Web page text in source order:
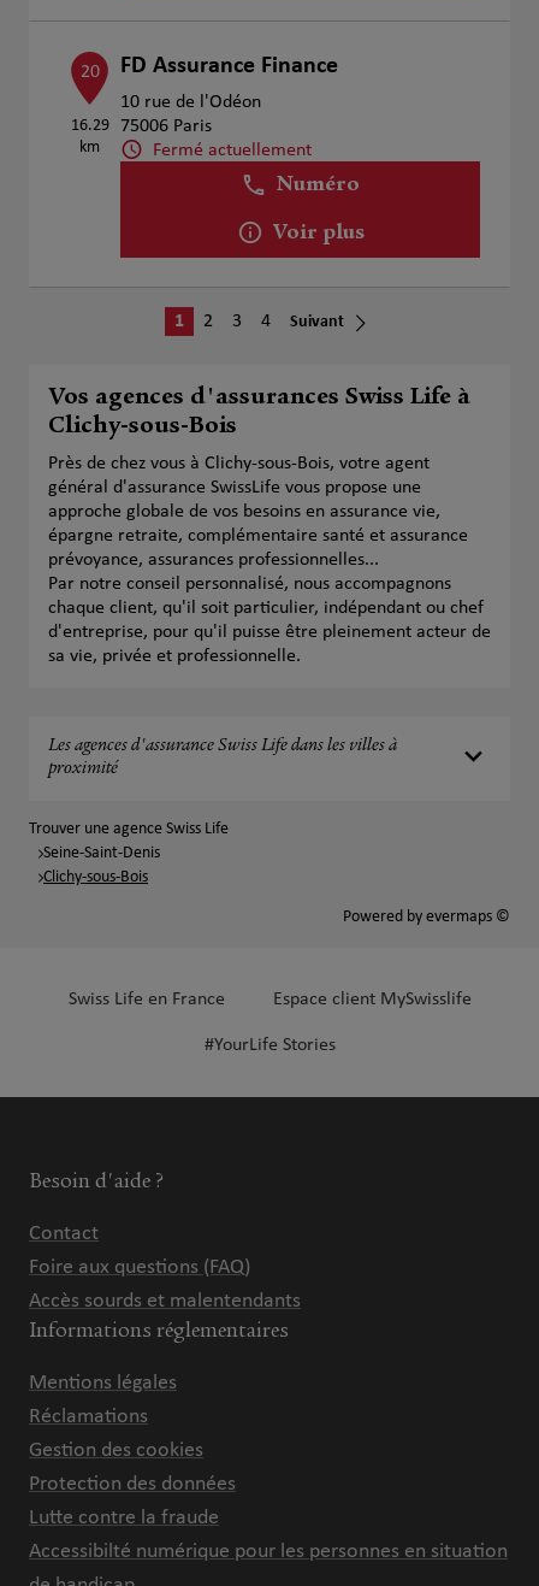
20
16.29
km
FD Assurance Finance
10 rue de l'Odéon
75006 Paris
Fermé actuellement
Numéro
Voir plus
1 2 3 4 Suivant
Vos agences d'assurances Swiss Life à
Clichy-sous-Bois
Près de chez vous à Clichy-sous-Bois, votre agent
général d'assurance SwissLife vous propose une
approche globale de vos besoins en assurance vie,
épargne retraite, complémentaire santé et assurance
prévoyance, assurances professionnelles...
Par notre conseil personnalisé, nous accompagnons
chaque client, qu'il soit particulier, indépendant ou chef
d'entreprise, pour qu'il puisse être pleinement acteur de
sa vie, privée et professionnelle.
Les agences d'assurance Swiss Life dans les villes à
proximité
Trouver une agence Swiss Life
Seine-Saint-Denis
Clichy-sous-Bois
Powered by evermaps ©
Swiss Life en France Espace client MySwisslife
#YourLife Stories
Besoin d'aide ?
Contact
Foire aux questions (FAQ)
Accès sourds et malentendants
Informations réglementaires
Mentions légales
Réclamations
Gestion des cookies
Protection des données
Lutte contre la fraude
Accessibilté numérique pour les personnes en situation